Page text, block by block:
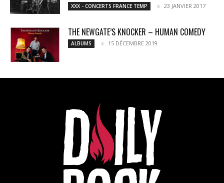
XXX - CONCERTS FRANCE TEMP 23 JANVIER 2017
THE NEWGATE’S KNOCKER – HUMAN COMEDY
ALBUMS 15 DÉCEMBRE 2019